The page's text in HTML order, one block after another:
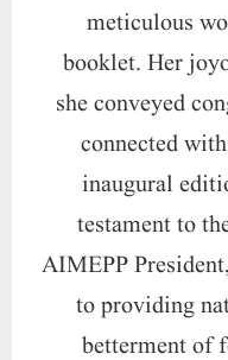
to providing
betterment of
Sheikh’s
promise to
diverse
country woven
nations, her
multifaceted
out. The